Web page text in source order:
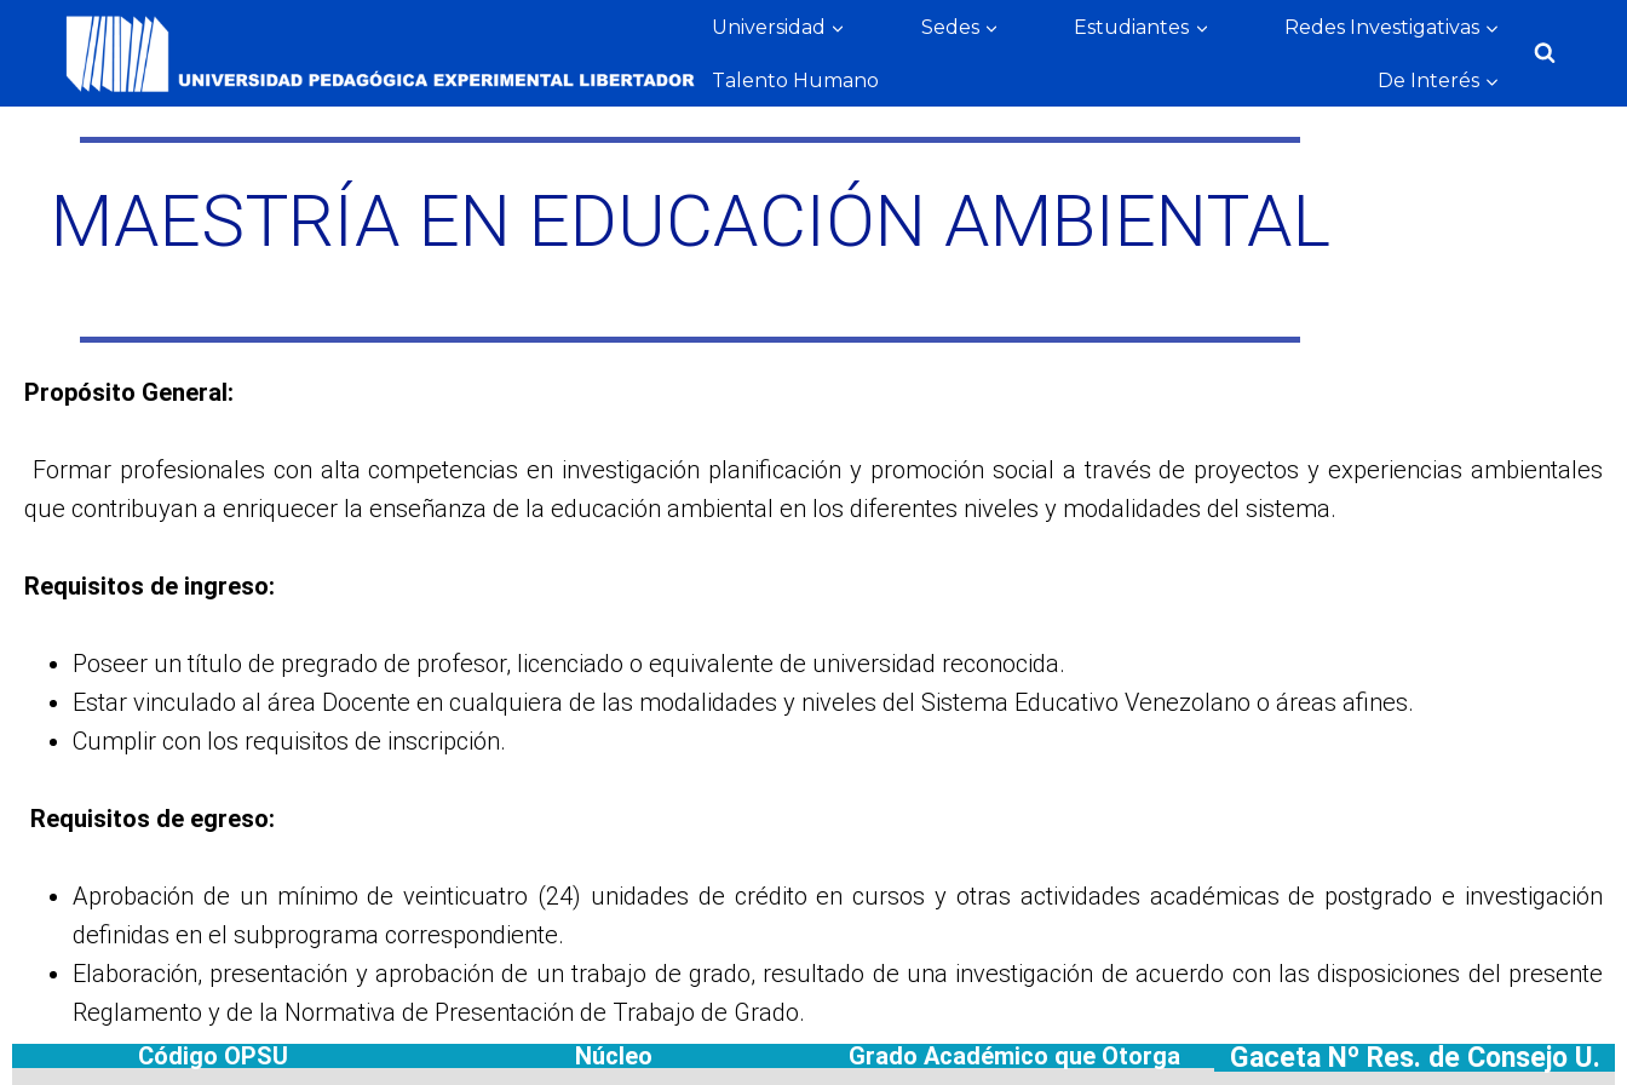
Universidad Sedes Estudiantes Redes Investigativas
Talento Humano De Interés
MAESTRÍA EN EDUCACIÓN AMBIENTAL
Propósito General:
Formar profesionales con alta competencias en investigación planificación y promoción social a través de proyectos y experiencias ambientales
que contribuyan a enriquecer la enseñanza de la educación ambiental en los diferentes niveles y modalidades del sistema.
Requisitos de ingreso:
Poseer un título de pregrado de profesor, licenciado o equivalente de universidad reconocida.
Estar vinculado al área Docente en cualquiera de las modalidades y niveles del Sistema Educativo Venezolano o áreas afines.
Cumplir con los requisitos de inscripción.
Requisitos de egreso:
Aprobación de un mínimo de veinticuatro (24) unidades de crédito en cursos y otras actividades académicas de postgrado e investigación
definidas en el subprograma correspondiente.
Elaboración, presentación y aprobación de un trabajo de grado, resultado de una investigación de acuerdo con las disposiciones del presente
Reglamento y de la Normativa de Presentación de Trabajo de Grado.
Código OPSU
Núcleo Grado Académico que Otorga Gaceta Nº Res. de Consejo U.